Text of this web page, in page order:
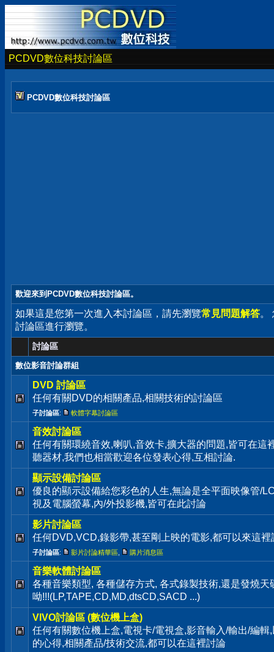
PCDVD數位科技討論區
PCDVD數位科技討論區
歡迎來到PCDVD數位科技討論區。
如果這是您第一次進入本討論區，請先瀏覽常見問題解答。
討論區進行瀏覽。
討論區
數位影音討論群組
DVD 討論區
任何有關DVD的相關產品,相關技術的討論區
子討論區: 軟體字幕討論區
音效討論區
任何有關環繞音效,喇叭,音效卡,擴大器的問題,皆可在這
聽器材,我們也相當歡迎各位發表心得,互相討論.
顯示設備討論區
優良的顯示設備給您彩色的人生,無論是全平面映像管/
視及電腦螢幕,內/外投影機,皆可在此討論
影片討論區
任何DVD,VCD,錄影帶,甚至剛上映的電影,都可以來這裡
子討論區: 影片討論精華區 購片消息區
音樂軟體討論區
各種音樂類型, 各種儲存方式, 各式錄製技術,還是發燒
呦!!!(LP,TAPE,CD,MD,dtsCD,SACD ...)
VIVO討論區 (數位機上盒)
任何有關數位機上盒,電視卡/電視盒,影音輸入/輸出/編輯
的心得,相關產品/技術交流,都可以在這裡討論